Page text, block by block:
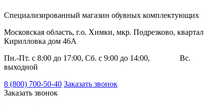
Специализированный магазин обувных комплектующих
Московская область, г.о. Химки, мкр. Подрезково, квартал
Кирилловка дом 46А
Пн.-Пт. с 8:00 до 17:00, Сб. с 9:00 до 14:00, Вс.
выходной
8 (800) 700-50-40 Заказать звонок
Заказать звонок